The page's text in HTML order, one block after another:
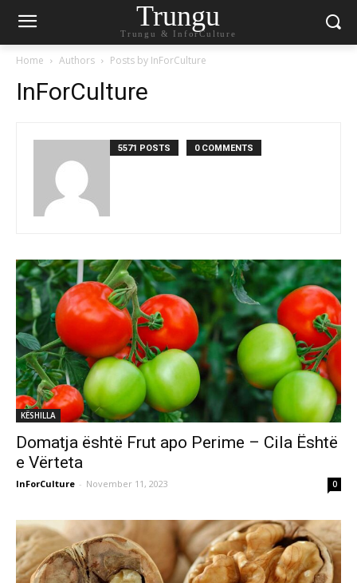
Trungu
Trungu & InforCulture
Home Authors Posts by InForCulture
InForCulture
5571 POSTS 0 COMMENTS
KËSHILLA
Domatja është Frut apo Perime – Cila Është
e Vërteta
InForCulture - November 11, 2023 0